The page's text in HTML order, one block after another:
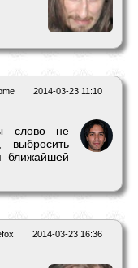
2014-03-23 11:10
слово не
выбросить
ближайшей
2014-03-23 16:36